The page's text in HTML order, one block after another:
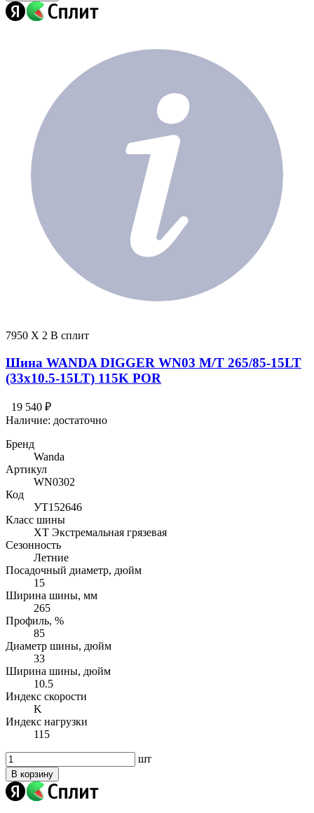
7950 X 2 В сплит
Шина WANDA DIGGER WN03 M/T 265/85-15LT
(33x10.5-15LT) 115K POR
19 540 ₽
Наличие: достаточно
Бренд
Wanda
Артикул
WN0302
Код
УТ152646
Класс шины
XT Экстремальная грязевая
Сезонность
Летние
Посадочный диаметр, дюйм
15
Ширина шины, мм
265
Профиль, %
85
Диаметр шины, дюйм
33
Ширина шины, дюйм
10.5
Индекс скорости
K
Индекс нагрузки
115
шт
В корзину